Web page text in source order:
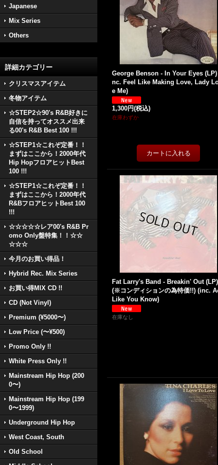
Japanese
Mix Series
Others
詳細カテゴリー
クリスマスアイテム
冬物アイテム
☆STEP2☆90's R&B好きに
自信を持ってオススメ出来
る00's R&B Best 100 !!!
☆STEP1☆これぞ定番！！
まずはここから！2000年代
Hip HopフロアヒットBest
100 !!!
☆STEP1☆これぞ定番！！
まずはここから！2000年代
R&BフロアヒットBest 100
!!!
☆☆☆☆☆レア00's R&B Pr
omo Only盤特集！！☆☆
☆☆☆
今月のお買い得品！
Hybrid Rec. Mix Series
お買い得MIX CD !!
CD (Not Vinyl)
Premium (¥5000〜)
Low Price (〜¥500)
Promo Only !!
White Press Only !!
Mainstream Hip Hop (200
0〜)
Mainstream Hip Hop (199
0〜1999)
Underground Hip Hop
West Coast, South
Old School
George Benson - In Your Eyes
nc. Feel Like Making Love, Lady
e Me)
1,300円(税込)
在庫わずか
Fat Larry's Band - Breakin' Out (LP)
(※コンディションの為特価!!) (inc.
Like You Know)
在庫なし